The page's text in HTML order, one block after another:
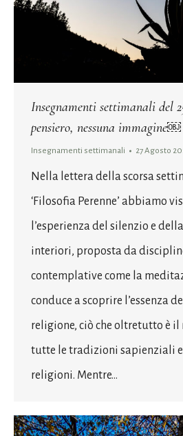
Insegnamenti settimanali del
pensiero, nessuna immagine￼
Insegnamenti settimanali 27 Agosto
Nella lettera della scorsa
‘Filosofia Perenne’ abbiamo
l’esperienza del silenzio e
interiori, proposta da
contemplative come la
conduce a scoprire l’essenza
religione, ciò che oltretutto è il
tutte le tradizioni sapienziali
religioni. Mentre…